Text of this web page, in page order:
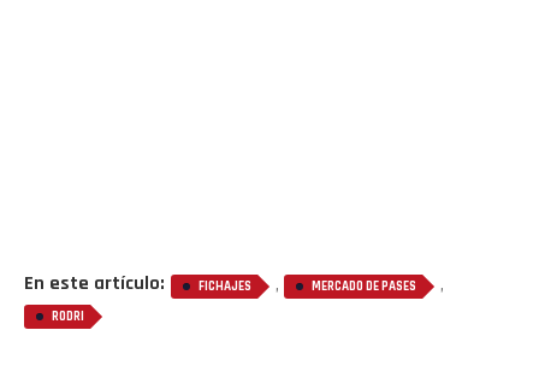
En este artículo: FICHAJES , MERCADO DE PASES ,
RODRI